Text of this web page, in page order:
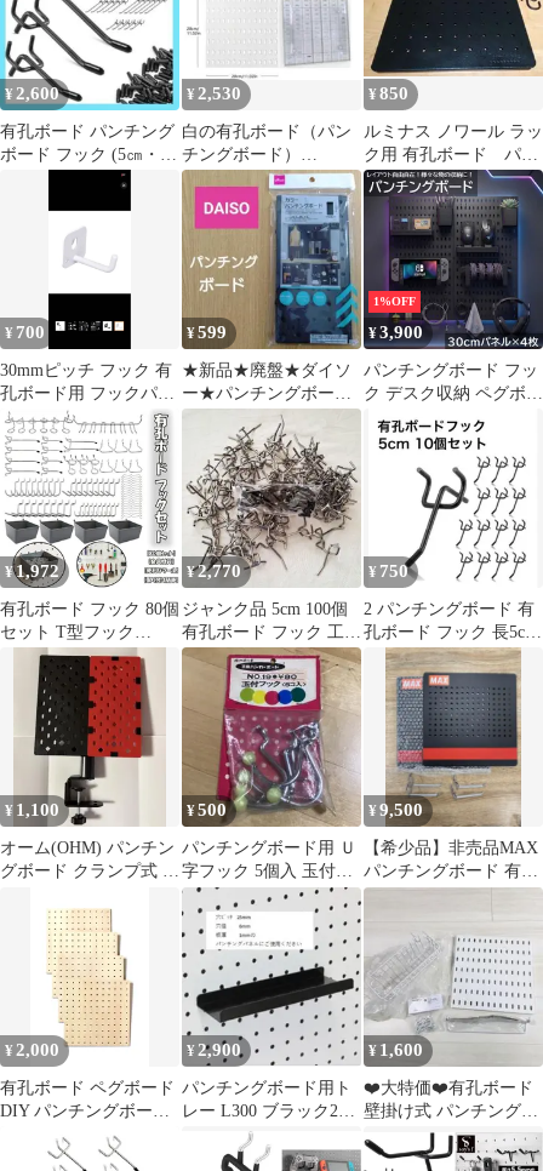
¥ 2,600
有孔ボード パンチング
ボード フック (5㎝・
¥ 2,530
白の有孔ボード（パン
チングボード）
28cm×28cm 美品✨️ボー
ドのみ
¥850
ルミナス ノワール ラッ
ク用 有孔ボード パン
チングボード
25cm×25cm
¥ 700
30mmピッチ フック 有
孔ボード用 フックパン
チング PYZONE [公式]
¥599
★新品★廃盤★ダイソ
ー★パンチングボード
★有孔ボード★黒★ブ
ラック★DAISO★
1%OFF
¥3,900
パンチングボード フッ
ク デスク収納 ペグボー
ド ゲーミング 有孔ボー
ド 棚 飾り棚 コントロ
ーラー キーボード PC
機器収納 壁掛け収納 ラ
ック 壁面収納 見せる収
納 小物収納 DIY キッチ
ン ディスプレイ おしゃ
れ WP-81BK
¥1,972
有孔ボード フック 80個
セット T型フック
25mm パンチングボー
ド メッシュパネル対応
壁掛け収納 ディスプレ
イ 展示 固定金具 ケー
ス付 BA
¥2,770
ジャンク品 5cm 100個
有孔ボード フック 工作
DIY
¥ 750
2 パンチングボード 有
孔ボード フック 長5cm
径3.5mm 10個¥700
¥ 1,100
オーム(OHM) パンチン
グボード クランプ式 有
¥500
パンチングボード用 Ｕ
字フック 5個入 玉付フ
ック 昭和レトロ
¥9,500
【希少品】非売品MAX
パンチングボード 有孔
ボード フック付き2枚
¥ 2,000
有孔ボード ペグボード
DIY パンチングボード
27.5×27.5cm M250412-
¥2,900
パンチングボード用ト
レー L300 ブラック2個
¥ 1,600
❤️大特価❤️有孔ボード
壁掛け式 パンチングボ
ード 収納ラック 浴室セ
ット①